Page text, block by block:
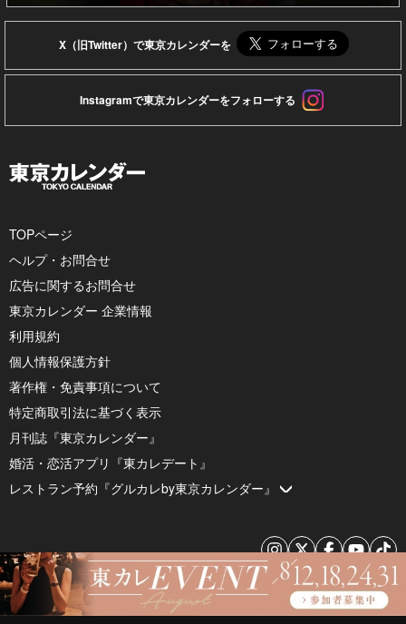
X（旧Twitter）で東京カレンダーを
Instagramで東京カレンダーをフォローする
TOPページ
ヘルプ・お問合せ
広告に関するお問合せ
東京カレンダー 企業情報
利用規約
個人情報保護方針
著作権・免責事項について
特定商取引法に基づく表示
月刊誌『東京カレンダー』
婚活・恋活アプリ『東カレデート』
レストラン予約『グルカレby東京カレンダー』
© 2026 by Tokyo Calendar, Inc.